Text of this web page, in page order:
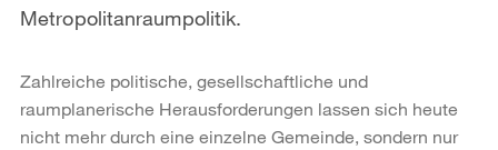
Metropolitanraumpolitik.
Zahlreiche politische, gesellschaftliche und
raumplanerische Herausforderungen lassen sich heute
nicht mehr durch eine einzelne Gemeinde, sondern nur